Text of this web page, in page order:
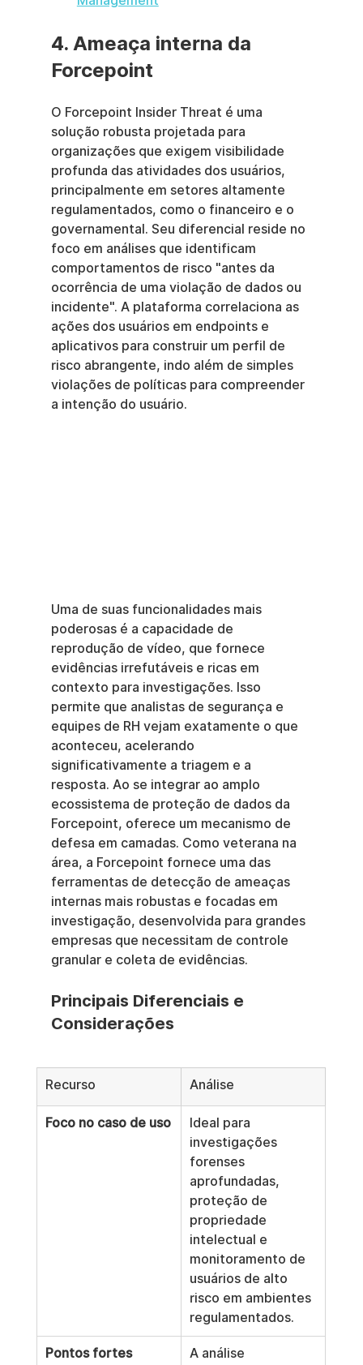
4. Ameaça interna da
Forcepoint
O Forcepoint Insider Threat é uma
solução robusta projetada para
organizações que exigem visibilidade
profunda das atividades dos usuários,
principalmente em setores altamente
regulamentados, como o financeiro e o
governamental. Seu diferencial reside no
foco em análises que identificam
comportamentos de risco "antes da
ocorrência de uma violação de dados ou
incidente". A plataforma correlaciona as
ações dos usuários em endpoints e
aplicativos para construir um perfil de
risco abrangente, indo além de simples
violações de políticas para compreender
a intenção do usuário.
Uma de suas funcionalidades mais
poderosas é a capacidade de
reprodução de vídeo, que fornece
evidências irrefutáveis e ricas em
contexto para investigações. Isso
permite que analistas de segurança e
equipes de RH vejam exatamente o que
aconteceu, acelerando
significativamente a triagem e a
resposta. Ao se integrar ao amplo
ecossistema de proteção de dados da
Forcepoint, oferece um mecanismo de
defesa em camadas. Como veterana na
área, a Forcepoint fornece uma das
ferramentas de detecção de ameaças
internas mais robustas e focadas em
investigação, desenvolvida para grandes
empresas que necessitam de controle
granular e coleta de evidências.
Principais Diferenciais e
Considerações
Recurso Análise
Foco no caso de uso
Ideal para
investigações
forenses
aprofundadas,
proteção de
propriedade
intelectual e
monitoramento de
usuários de alto
risco em ambientes
regulamentados.
Pontos fortes
A análise